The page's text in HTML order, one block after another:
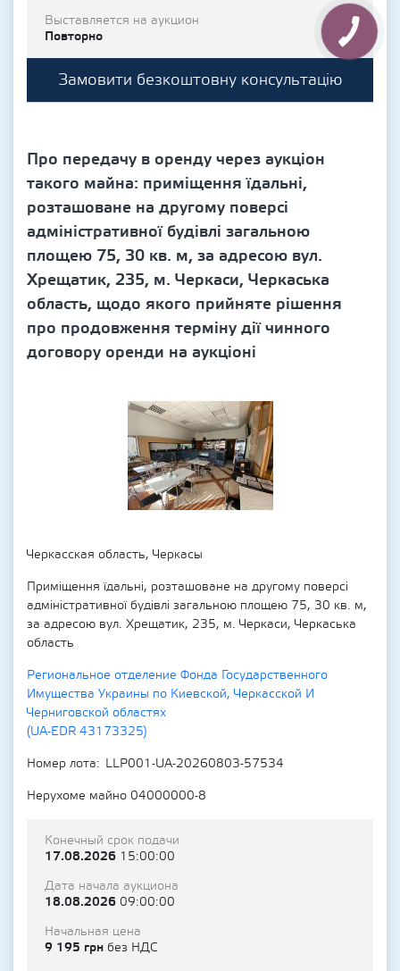
Выставляется на аукцион
Повторно
Замовити безкоштовну консультацію
Про передачу в оренду через аукціон
такого майна: приміщення їдальні,
розташоване на другому поверсі
адміністративної будівлі загальною
площею 75, 30 кв. м, за адресою вул.
Хрещатик, 235, м. Черкаси, Черкаська
область, щодо якого прийняте рішення
про продовження терміну дії чинного
договору оренди на аукціоні
Черкасская область, Черкасы
Приміщення їдальні, розташоване на другому поверсі
адміністративної будівлі загальною площею 75, 30 кв. м,
за адресою вул. Хрещатик, 235, м. Черкаси, Черкаська
область
Региональное отделение Фонда Государственного
Имущества Украины по Киевской, Черкасской И
Черниговской областях
(UA-EDR 43173325)
Номер лота
LLP001-UA-20260803-57534
Нерухоме майно 04000000-8
Конечный срок подачи
17.08.2026 15:00:00
Дата начала аукциона
18.08.2026 09:00:00
Начальная цена
9 195 грн без НДС